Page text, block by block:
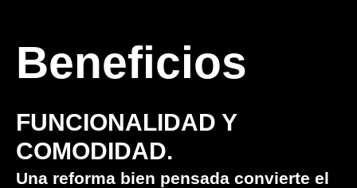
Beneficios
FUNCIONALIDAD Y
COMODIDAD.
Una reforma bien pensada convierte el